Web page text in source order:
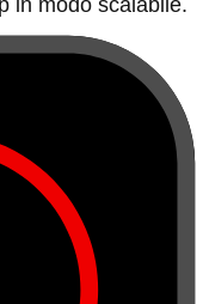
in modo scalabile.